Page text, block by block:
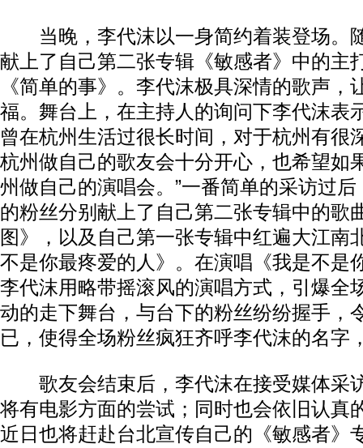
当晚，李代沫以一身简约着装登场。
献上了自己第二张专辑《敏感者》中的主
《简单的事》。李代沫极具深情的歌声，
福。舞台上，在主持人的询问下李代沫表
曾在杭州生活过很长时间，对于杭州有很
杭州做自己的歌友会十分开心，也希望如
州做自己的演唱会。”一番简单的采访过
的粉丝分别献上了自己第二张专辑中的歌
图》，以及自己第一张专辑中红遍大江南
不是你最疼爱的人》。在演唱《我是不是
李代沫用略带摇滚风的演唱方式，引爆全
动的走下舞台，与台下的粉丝纷纷握手，
已，使得全场粉丝疯狂齐呼李代沫的名字
歌友会结束后，李代沫在接受媒体采
将有电影方面的尝试；同时也会依旧认真
近日也将赶赴台北宣传自己的《敏感者》